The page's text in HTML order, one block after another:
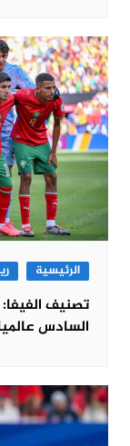
الرئيسية
تصنيف
السادس